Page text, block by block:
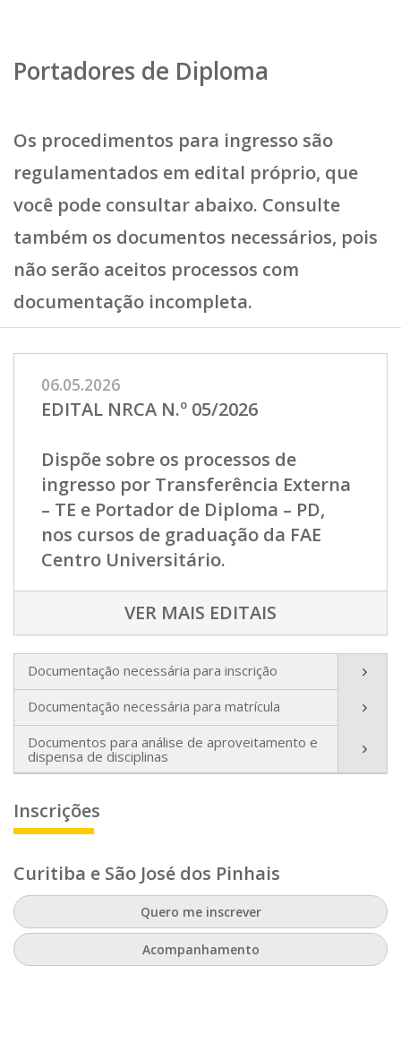
Portadores de Diploma
Os procedimentos para ingresso são
regulamentados em edital próprio, que
você pode consultar abaixo. Consulte
também os documentos necessários, pois
não serão aceitos processos com
documentação incompleta.
06.05.2026
EDITAL NRCA N.º 05/2026
Dispõe sobre os processos de
ingresso por Transferência Externa
– TE e Portador de Diploma – PD,
nos cursos de graduação da FAE
Centro Universitário.
VER MAIS EDITAIS
Documentação necessária para inscrição
Documentação necessária para matrícula
Documentos para análise de aproveitamento e
dispensa de disciplinas
Inscrições
Curitiba e São José dos Pinhais
Quero me inscrever
Acompanhamento